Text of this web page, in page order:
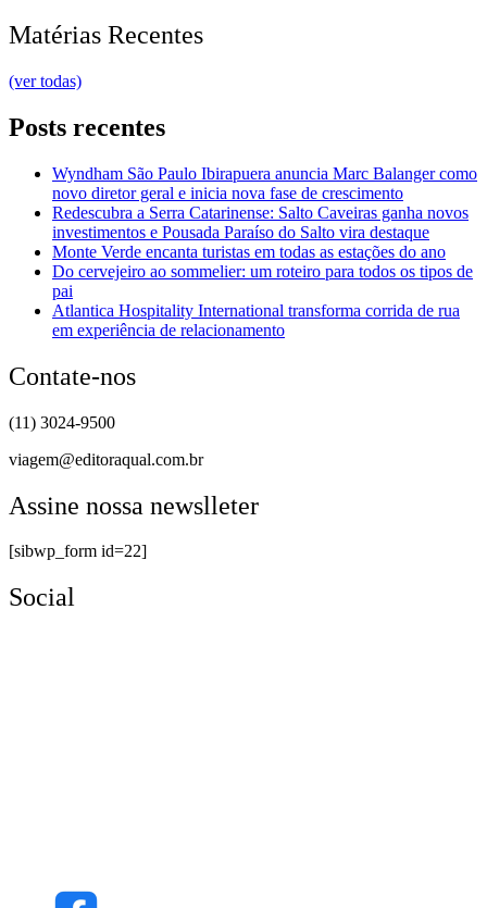
Matérias Recentes
(ver todas)
Posts recentes
Wyndham São Paulo Ibirapuera anuncia Marc Balanger como
novo diretor geral e inicia nova fase de crescimento
Redescubra a Serra Catarinense: Salto Caveiras ganha novos
investimentos e Pousada Paraíso do Salto vira destaque
Monte Verde encanta turistas em todas as estações do ano
Do cervejeiro ao sommelier: um roteiro para todos os tipos de
pai
Atlantica Hospitality International transforma corrida de rua
em experiência de relacionamento
Contate-nos
(11) 3024-9500
viagem@editoraqual.com.br
Assine nossa newslleter
[sibwp_form id=22]
Social